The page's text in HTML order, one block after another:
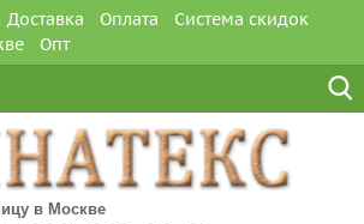
Доставка Оплата
Система скидок
Опт
в Москве